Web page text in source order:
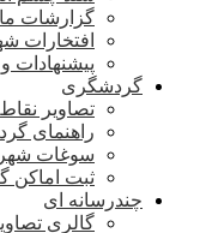
گزارشات
افتخارات
پیشنهادات و
گردشگری
تصاویر
راهنمای
سوغات شهر
ثبت اماکن
چندرسانه ای
گالری